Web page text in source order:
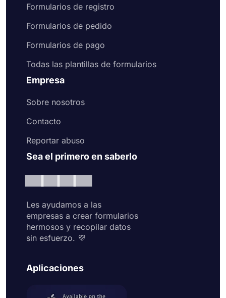
Formularios de registro
Formularios de pedido
Formularios de pago
Todas las plantillas de formularios
Empresa
Sobre nosotros
Contacto
Reportar abuso
Sea el primero en saberlo
Les ayudamos a las
empresas a crear formularios
hermosos y recopilar datos
sin esfuerzo. 💜
Aplicaciones